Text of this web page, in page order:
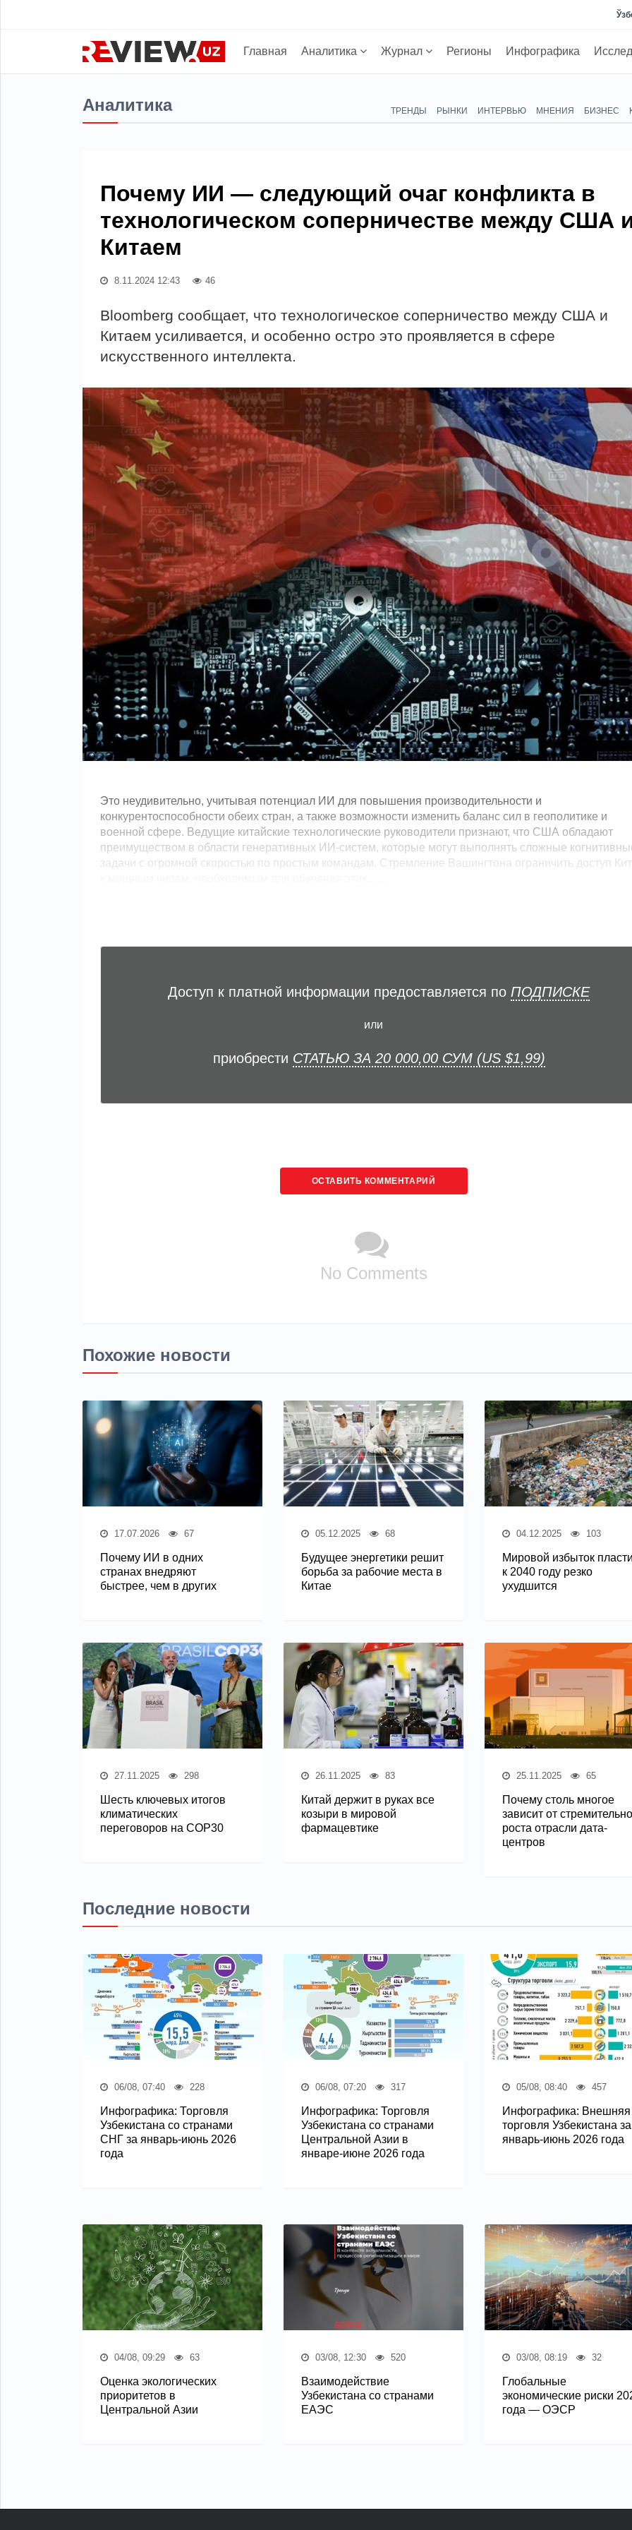
Главная Аналитика Журнал Регионы Инфографика
Аналитика ТРЕНДЫ РЫНКИ ИНТЕРВЬЮ МНЕНИЯ БИЗНЕС
Почему ИИ — следующий очаг конфликта в
технологическом соперничестве между США
Китаем
8.11.2024 12:43 46
Bloomberg сообщает, что технологическое соперничество между США и
Китаем усиливается, и особенно остро это проявляется в сфере
искусственного интеллекта.
Это неудивительно, учитывая потенциал ИИ для повышения производительности и
конкурентоспособности обеих стран, а также возможности изменить баланс сил в геополитике и
военной сфере. Ведущие китайские технологические руководители признают, что США обладают
преимуществом в области генеративных ИИ-систем, которые могут выполнять сложные
задачи с огромной скоростью по простым командам. Стремление Вашингтона ограничить доступ
Доступ к платной информации предоставляется по ПОДПИСКЕ
или
приобрести СТАТЬЮ ЗА 20 000,00 СУМ (US $1,99)
ОСТАВИТЬ КОММЕНТАРИЙ
No Comments
Похожие новости
17.07.2026 67
Почему ИИ в одних
странах внедряют
быстрее, чем в других
05.12.2025 68
Будущее энергетики решит
борьба за рабочие места в
Китае
04.12.2025 103
Мировой избыток
к 2040 году резко
ухудшится
27.11.2025 298
Шесть ключевых итогов
климатических
переговоров на COP30
26.11.2025 83
Китай держит в руках все
козыри в мировой
фармацевтике
25.11.2025 65
Почему столь многое
зависит от
роста отрасли дата-
центров
Последние новости
06/08, 07:40 228
Инфографика: Торговля
Узбекистана со странами
СНГ за январь-июнь 2026
года
06/08, 07:20 317
Инфографика: Торговля
Узбекистана со странами
Центральной Азии в
январе-июне 2026 года
05/08, 08:40 457
Инфографика: Внешняя
торговля Узбекистана за
январь-июнь 2026 года
04/08, 09:29 63
Оценка экологических
приоритетов в
Центральной Азии
03/08, 12:30 520
Взаимодействие
Узбекистана со странами
ЕАЭС
03/08, 08:19 32
Глобальные
экономические риски
года — ОЭСР